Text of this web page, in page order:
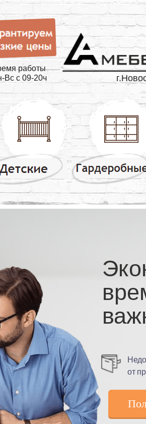
от
работы
Вс с 09-20ч